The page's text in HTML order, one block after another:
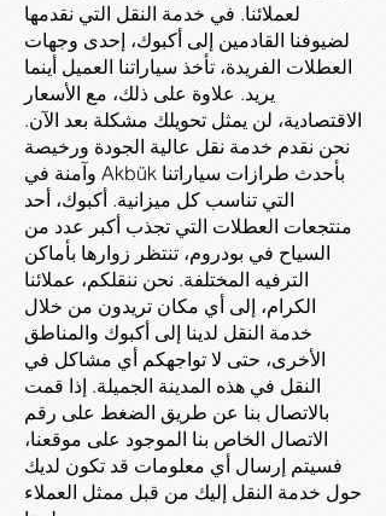
لعملائنا. في خدمة النقل التي نقدمها
لضيوفنا القادمين إلى أكبوك، إحدى وجهات
العطلات الفريدة، تأخذ سياراتنا العميل أينما
يريد. علاوة على ذلك، مع الأسعار
الاقتصادية، لن يمثل تحويلك مشكلة بعد الآن.
نحن نقدم خدمة نقل عالية الجودة ورخيصة
وآمنة في Akbük بأحدث طرازات سياراتنا
التي تناسب كل ميزانية. أكبوك، أحد
منتجعات العطلات التي تجذب أكبر عدد من
السياح في بودروم، تنتظر زوارها بأماكن
الترفيه المختلفة. نحن ننقلكم، عملائنا
الكرام، إلى أي مكان تريدون من خلال
خدمة النقل لدينا إلى أكبوك والمناطق
الأخرى، حتى لا تواجهكم أي مشاكل في
النقل في هذه المدينة الجميلة. إذا قمت
بالاتصال بنا عن طريق الضغط على رقم
الاتصال الخاص بنا الموجود على موقعنا،
فسيتم إرسال أي معلومات قد تكون لديك
حول خدمة النقل إليك من قبل ممثل العملاء